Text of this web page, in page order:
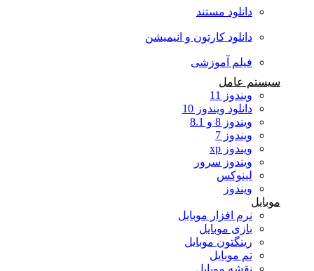
دانلود مستند
دانلود کارتون و انیمیشن
فیلم آموزشی
سیستم عامل
ویندوز 11
دانلود ویندوز 10
ویندوز 8 و 8.1
ویندوز 7
ویندوز xp
ویندوز سرور
لینوکس
ویندوز
موبایل
نرم افزار موبایل
بازی موبایل
رینگتون موبایل
تم موبایل
نقشه موبایل